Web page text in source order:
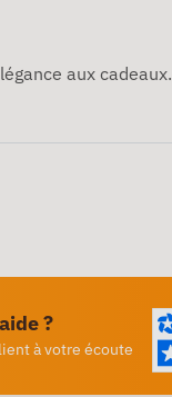
aux cadeaux.
?
à votre écoute